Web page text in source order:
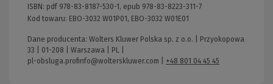
ISBN: pdf 978-83-8187-530-1, epub 978-83-8223-311-7
Kod towaru: EBO-3032 W01P01, EBO-3032 W01E01
Dane producenta: Wolters Kluwer Polska sp. z o.o. | Przyokopowa
33 | 01-208 | Warszawa | PL |
pl-obsluga.profinfo@wolterskluwer.com
+48 801 04 45 45